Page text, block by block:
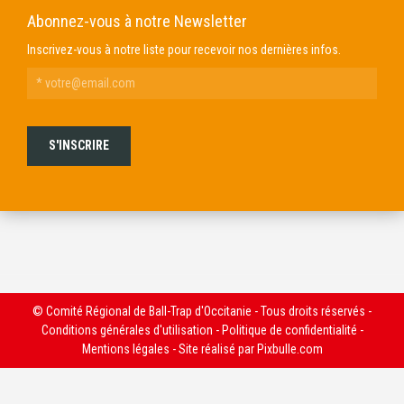
Abonnez-vous à notre Newsletter
Inscrivez-vous à notre liste pour recevoir nos dernières infos.
© Comité Régional de Ball-Trap d'Occitanie - Tous droits réservés -
Conditions générales d'utilisation - Politique de confidentialité -
Mentions légales - Site réalisé par Pixbulle.com